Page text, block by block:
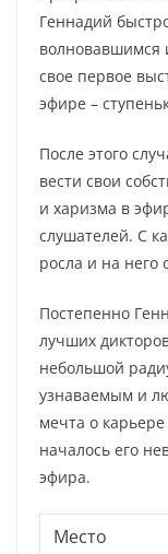
Геннадий
волновавшимся
свое первое
эфире –
После этого
вести свои
и харизма в
слушателей. С
росла и на
Постепенно
лучших
небольшой
узнаваемым и
мечта о
началось его
эфира.
Место